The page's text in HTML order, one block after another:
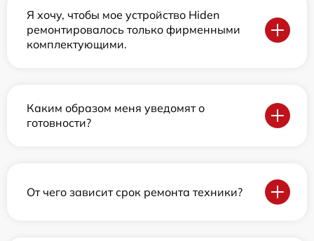
Я хочу, чтобы мое устройство Hiden
ремонтировалось только фирменными
комплектующими.
Каким образом меня уведомят о
готовности?
От чего зависит срок ремонта техники?